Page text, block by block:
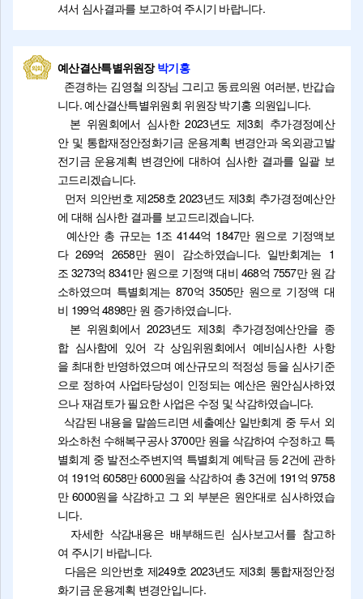
셔서 심사결과를 보고하여 주시기 바랍니다.
예산결산특별위원장박기홍
존경하는 김영철 의장님 그리고 동료의원 여러분, 반갑습
니다. 예산결산특별위원회 위원장 박기홍 의원입니다.
본 위원회에서 심사한 2023년도 제3회 추가경정예산
안 및 통합재정안정화기금 운용계획 변경안과 옥외광고발
전기금 운용계획 변경안에 대하여 심사한 결과를 일괄 보
고드리겠습니다.
먼저 의안번호 제258호 2023년도 제3회 추가경정예산안
에 대해 심사한 결과를 보고드리겠습니다.
예산안 총 규모는 1조 4144억 1847만 원으로 기정액보
다 269억 2658만 원이 감소하였습니다. 일반회계는 1
조 3273억 8341만 원으로 기정액 대비 468억 7557만 원 감
소하였으며 특별회계는 870억 3505만 원으로 기정액 대
비 199억 4898만 원 증가하였습니다.
본 위원회에서 2023년도 제3회 추가경정예산안을 종
합 심사함에 있어 각 상임위원회에서 예비심사한 사항
을 최대한 반영하였으며 예산규모의 적정성 등을 심사기준
으로 정하여 사업타당성이 인정되는 예산은 원안심사하였
으나 재검토가 필요한 사업은 수정 및 삭감하였습니다.
삭감된 내용을 말씀드리면 세출예산 일반회계 중 두서 외
와소하천 수해복구공사 3700만 원을 삭감하여 수정하고 특
별회계 중 발전소주변지역 특별회계 예탁금 등 2건에 관하
여 191억 6058만 6000원을 삭감하여 총 3건에 191억 9758
만 6000원을 삭감하고 그 외 부분은 원안대로 심사하였습
니다.
자세한 삭감내용은 배부해드린 심사보고서를 참고하
여 주시기 바랍니다.
다음은 의안번호 제249호 2023년도 제3회 통합재정안정
화기금 운용계획 변경안입니다.